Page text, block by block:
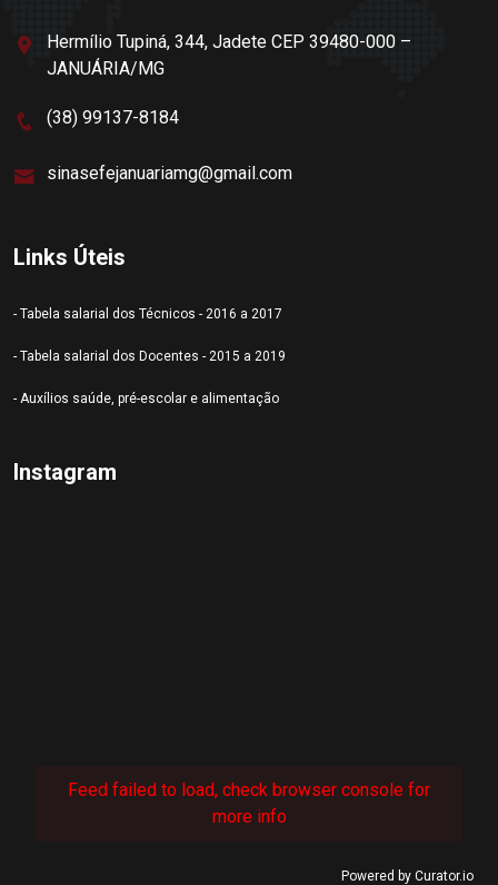
Hermílio Tupiná, 344, Jadete CEP 39480-000 –
JANUÁRIA/MG
(38) 99137-8184
sinasefejanuariamg@gmail.com
Links Úteis
- Tabela salarial dos Técnicos - 2016 a 2017
- Tabela salarial dos Docentes - 2015 a 2019
- Auxílios saúde, pré-escolar e alimentação
Instagram
Feed failed to load, check browser console for
more info
Powered by Curator.io